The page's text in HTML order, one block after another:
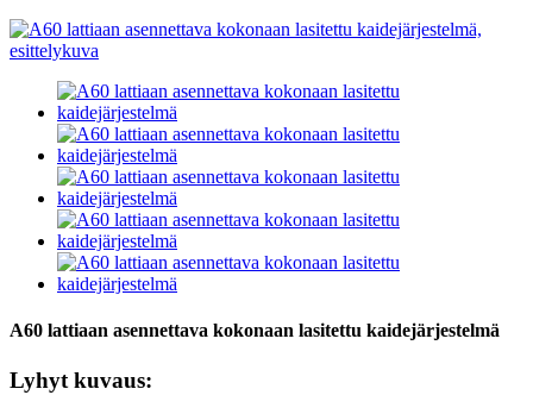
A60 lattiaan asennettava kokonaan lasitettu kaidejärjestelmä
Lyhyt kuvaus: